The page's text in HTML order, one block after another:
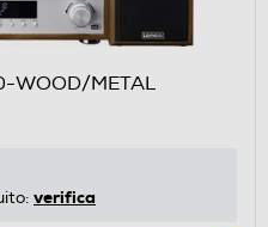
WOOD/METAL
verifica